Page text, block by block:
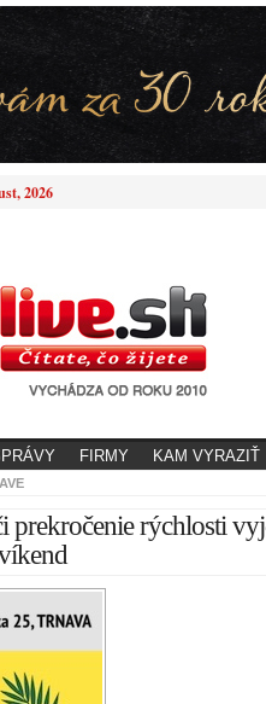
2026
FIRMY KAM VYRAZIŤ
prekročenie rýchlosti